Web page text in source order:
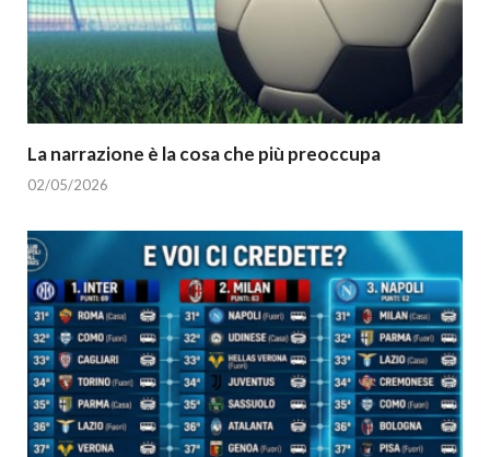
La narrazione è la cosa che più preoccupa
02/05/2026